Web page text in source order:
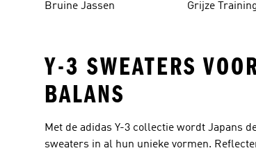
Bruine Jassen Grijze
Y-3 SWEATERS
BALANS
Met de adidas Y-3 collectie wordt Japans
sweaters in al hun unieke vormen.